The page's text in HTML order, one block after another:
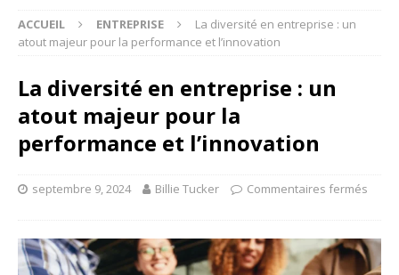
ACCUEIL ENTREPRISE
La diversité en entreprise : un
atout majeur pour la performance et l’innovation
La diversité en entreprise : un
atout majeur pour la
performance et l’innovation
septembre 9, 2024 Billie Tucker Commentaires fermés